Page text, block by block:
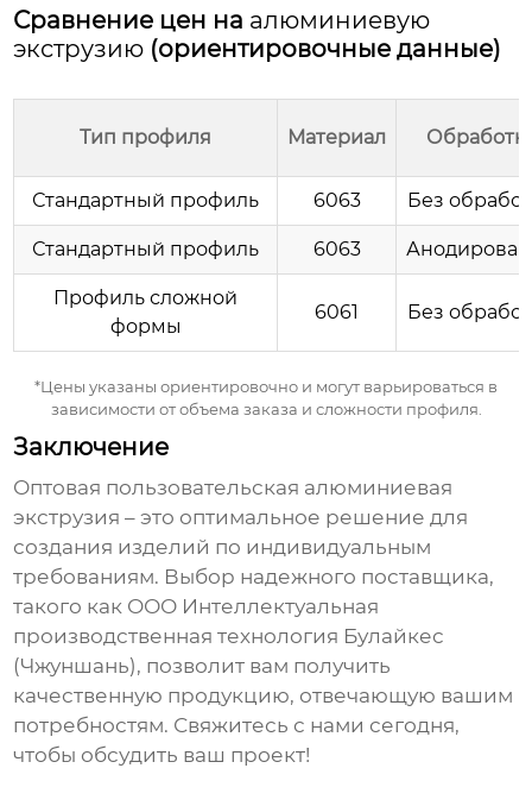
Сравнение цен на алюминиевую
экструзию (ориентировочные данные)
Тип профиля Материал
Стандартный профиль 6063 Без
Стандартный профиль 6063
Профиль сложной
формы
6061 Без
*Цены указаны ориентировочно и могут варьироваться в
зависимости от объема заказа и сложности профиля.
Заключение
Оптовая пользовательская алюминиевая
экструзия – это оптимальное решение для
создания изделий по индивидуальным
требованиям. Выбор надежного поставщика,
такого как ООО Интеллектуальная
производственная технология Булайкес
(Чжуншань), позволит вам получить
качественную продукцию, отвечающую вашим
потребностям. Свяжитесь с нами сегодня,
чтобы обсудить ваш проект!